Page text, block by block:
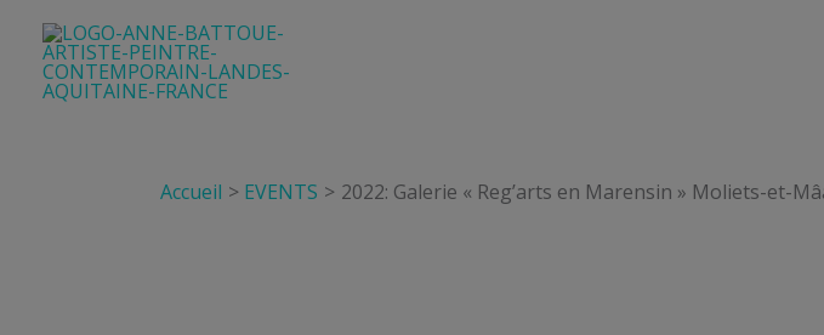
contenu
Accueil EVENTS 2022: Galerie « Reg’arts en Marensin » Moliets-et-